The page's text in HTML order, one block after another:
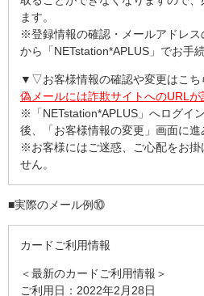
ます。
※登録情報の確認・メールアドレス
から「NETstation*APLUS」でお手
▼▽お客様情報の確認や変更はこち
偽メールには詐欺サイトへのURLが
※「NETstation*APLUS」へログイ
後、「お客様情報の変更」画面に進
※お客様にはご迷惑、ご心配をお掛
せん。
■実際のメール例⑩
カードご利用情報
＜最新のカードご利用情報＞
ご利用日：2022年2月28日